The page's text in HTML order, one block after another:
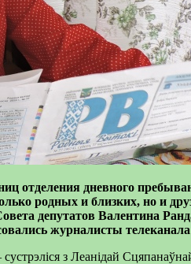
отделения дневного
родных и близких, но и
депутатов Валентина
журналисты телеканала
з Леанідай